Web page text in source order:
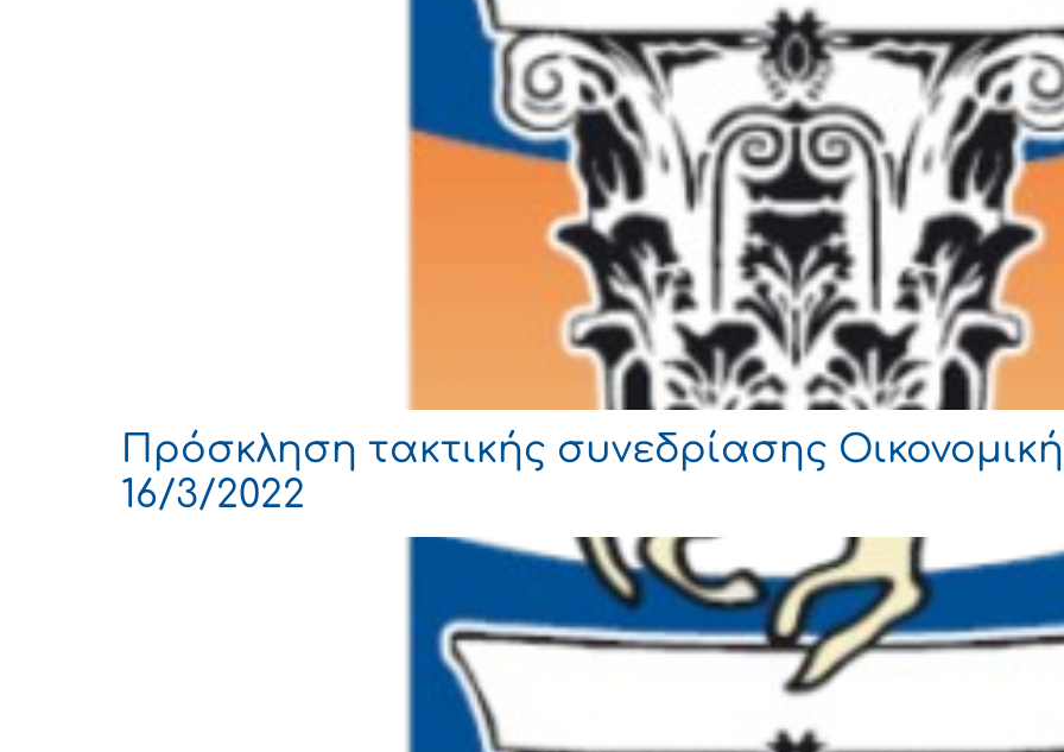
Πρόσκληση τακτικής συνεδρίασης
16/3/2022